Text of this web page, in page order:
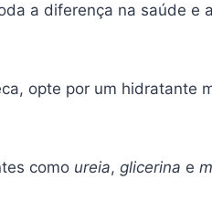
a diferença na saúde e
opte por um hidratante
como ureia, glicerina e